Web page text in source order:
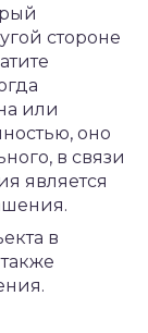
стороне
или
оно
в связи
является
в